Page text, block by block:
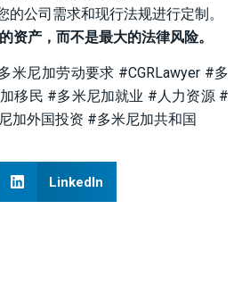
的公司需求和现行法规进行定制。
资产，而不是最大的法律风险。
米尼加劳动要求 #CGRLawyer #多
移民 #多米尼加就业 #人力资源 #
加外国投资 #多米尼加共和国
LinkedIn